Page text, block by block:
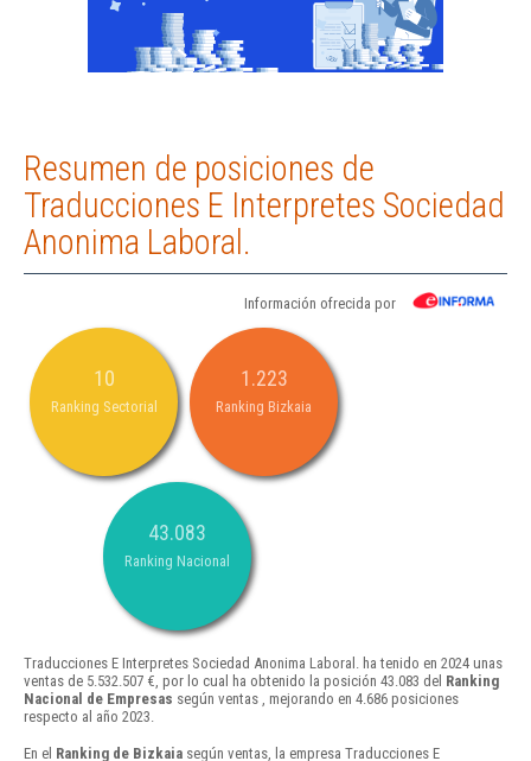
Resumen de posiciones de
Traducciones E Interpretes Sociedad
Anonima Laboral.
Información ofrecida por
10
Ranking Sectorial
1.223
Ranking Bizkaia
43.083
Ranking Nacional
Traducciones E Interpretes Sociedad Anonima Laboral. ha tenido en 2024 unas
ventas de 5.532.507 €, por lo cual ha obtenido la posición 43.083 del Ranking
Nacional de Empresas según ventas , mejorando en 4.686 posiciones
respecto al año 2023.
En el Ranking de Bizkaia según ventas, la empresa Traducciones E